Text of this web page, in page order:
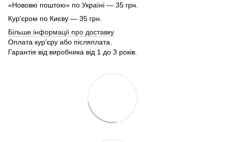
«Нововю поштою» по Україні — 35 грн.
Кур'єром по Києву — 35 грн.
Більше інформації про доставку
Оплата кур'єру або післяплата.
Гарантія від виробника від 1 до 3 років.